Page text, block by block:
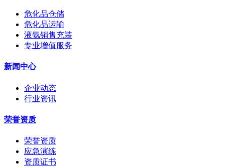
危化品仓储
危化品运输
液氨销售充装
专业增值服务
新闻中心
企业动态
行业资讯
荣誉资质
荣誉资质
应急演练
资质证书